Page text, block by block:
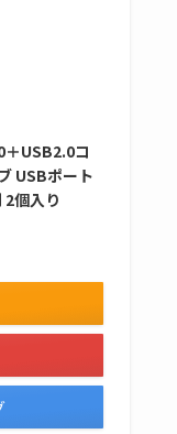
＋USB2.0コ
USBポート
2個入り